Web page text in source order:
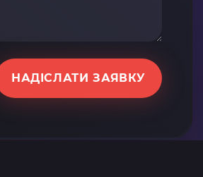
НАДІСЛАТИ ЗАЯВКУ